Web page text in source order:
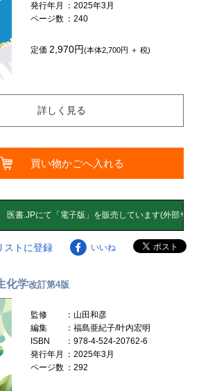
発行年月
：2025年3月
ページ数 ：240
定価2,970円(本体2,700円 ＋ 税)
詳しく見る
買い物かごへ入れる
ストに登録 いいね
化学改訂第4版
監修
：山田和彦
編集
：福島亜紀子/叶内宏明
ISBN
：978-4-524-20762-6
発行年月
：2025年3月
ページ数 ：292